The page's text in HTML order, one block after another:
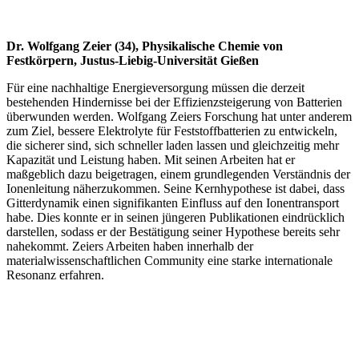
Dr. Wolfgang Zeier (34), Physikalische Chemie von
Festkörpern, Justus-Liebig-Universität Gießen
Für eine nachhaltige Energieversorgung müssen die derzeit
bestehenden Hindernisse bei der Effizienzsteigerung von Batterien
überwunden werden. Wolfgang Zeiers Forschung hat unter anderem
zum Ziel, bessere Elektrolyte für Feststoffbatterien zu entwickeln,
die sicherer sind, sich schneller laden lassen und gleichzeitig mehr
Kapazität und Leistung haben. Mit seinen Arbeiten hat er
maßgeblich dazu beigetragen, einem grundlegenden Verständnis der
Ionenleitung näherzukommen. Seine Kernhypothese ist dabei, dass
Gitterdynamik einen signifikanten Einfluss auf den Ionentransport
habe. Dies konnte er in seinen jüngeren Publikationen eindrücklich
darstellen, sodass er der Bestätigung seiner Hypothese bereits sehr
nahekommt. Zeiers Arbeiten haben innerhalb der
materialwissenschaftlichen Community eine starke internationale
Resonanz erfahren.